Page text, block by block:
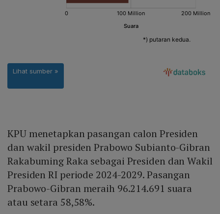
KPU menetapkan pasangan calon Presiden
dan wakil presiden Prabowo Subianto-Gibran
Rakabuming Raka sebagai Presiden dan Wakil
Presiden RI periode 2024-2029. Pasangan
Prabowo-Gibran meraih 96.214.691 suara
atau setara 58,58%.